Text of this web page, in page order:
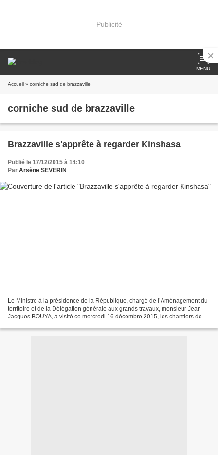
Publicité
MENU
Accueil » corniche sud de brazzaville
corniche sud de brazzaville
Brazzaville s'apprête à regarder Kinshasa
Publié le 17/12/2015 à 14:10
Par Arsène SEVERIN
Le Ministre à la présidence de la République, chargé de l’Aménagement du
territoire et de la Délégation générale aux grands travaux, monsieur Jean
Jacques BOUYA, a visité ce mercredi 16 décembre 2015, les chantiers des